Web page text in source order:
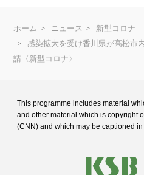
ホーム ニュース
新型コロナ
感染拡大を受け香川県が高松市
請〈新型コロナ〉
This programme includes material
and other material which is copyright
(CNN) and which may be captioned